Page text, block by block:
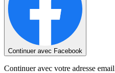
Continuer avec Facebook
Continuer avec votre adresse email